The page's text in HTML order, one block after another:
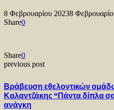
8 Φεβρουαρίου 20238
Share0
Share0
previous post
Βράβευση εθελοντικών
Καλαντζάκης “Πάντα δίπλα
ανάγκη